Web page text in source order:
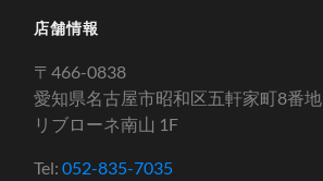
店舗情報
〒466-0838
愛知県名古屋市昭和区五軒家町8番地
リブローネ南山 1F
Tel:052-835-7035